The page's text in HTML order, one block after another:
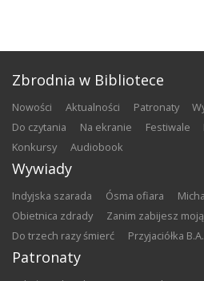
Zbrodnia w Bibliotece
nowości aktualności patronaty
do czytania
na ekranie festiwale
konkursy
audiobook
Wywiady
Indyjska szarada Ósma ofiara
Obietnica zdrady
Zanim zabijesz
Do trzech razy śmierć
Przyjaciółka
Patronaty